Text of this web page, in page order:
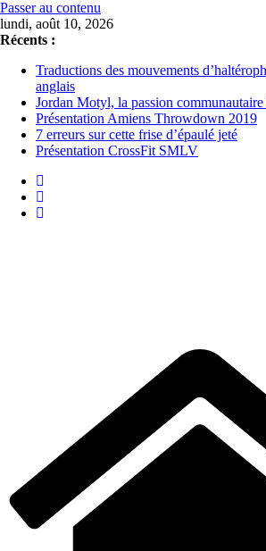
Passer au contenu
lundi, août 10, 2026
Récents :
Traductions des mouvements
anglais
Jordan Motyl, la passion
Présentation Amiens Throwdown 2019
7 erreurs sur cette frise d’épaulé jeté
Présentation CrossFit SMLV